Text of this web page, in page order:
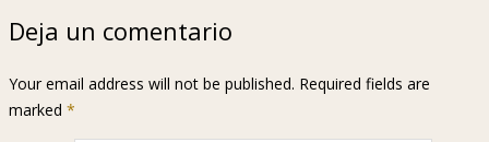
Deja un comentario
Your email address will not be published. Required fields are
marked *